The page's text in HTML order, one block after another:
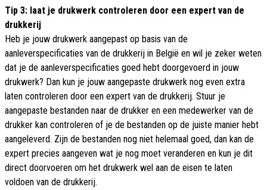
Tip 3: laat je drukwerk controleren door een expert van de
drukkerij
Heb je jouw drukwerk aangepast op basis van de
aanleverspecificaties van de drukkerij in België en wil je zeker weten
dat je de aanleverspecificaties goed hebt doorgevoerd in jouw
drukwerk? Dan kun je jouw aangepaste drukwerk nog even extra
laten controleren door een expert van de drukkerij. Stuur je
aangepaste bestanden naar de drukker en een medewerker van de
drukker kan controleren of je de bestanden op de juiste manier hebt
aangeleverd. Zijn de bestanden nog niet helemaal goed, dan kan de
expert precies aangeven wat je nog moet veranderen en kun je dit
direct doorvoeren om het drukwerk wel aan de eisen te laten
voldoen van de drukkerij.